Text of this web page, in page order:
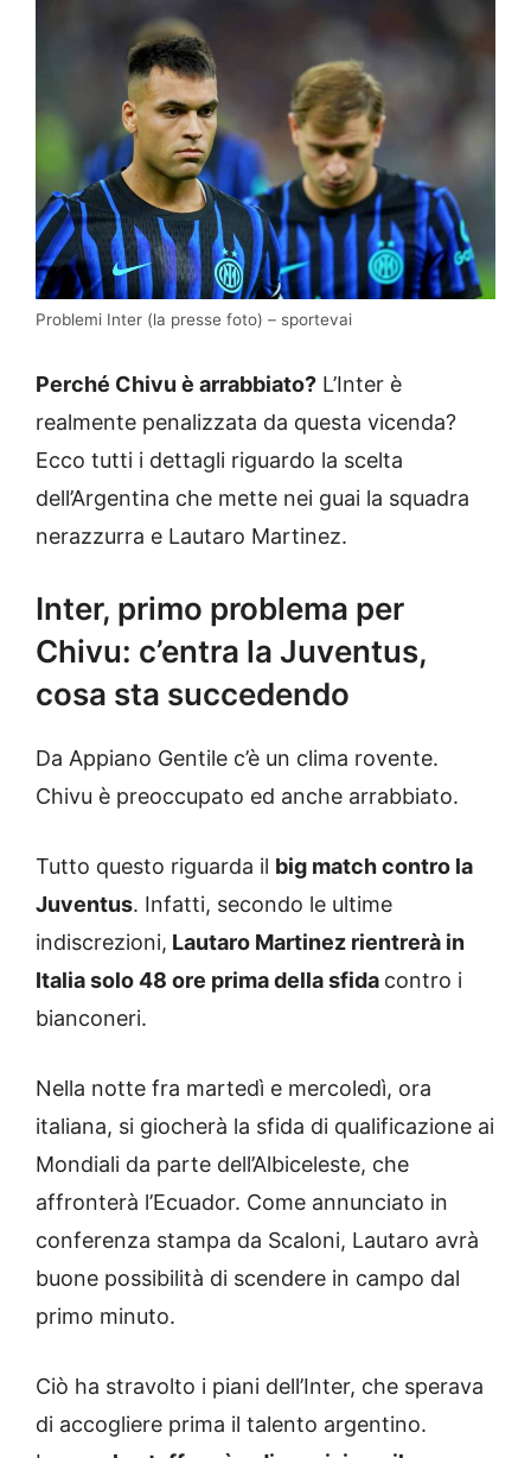
Problemi Inter (la presse foto) – sportevai
Perché Chivu è arrabbiato? L’Inter è
realmente penalizzata da questa vicenda?
Ecco tutti i dettagli riguardo la scelta
dell’Argentina che mette nei guai la squadra
nerazzurra e Lautaro Martinez.
Inter, primo problema per
Chivu: c’entra la Juventus,
cosa sta succedendo
Da Appiano Gentile c’è un clima rovente.
Chivu è preoccupato ed anche arrabbiato.
Tutto questo riguarda il big match contro la
Juventus. Infatti, secondo le ultime
indiscrezioni, Lautaro Martinez rientrerà in
Italia solo 48 ore prima della sfida contro i
bianconeri.
Nella notte fra martedì e mercoledì, ora
italiana, si giocherà la sfida di qualificazione ai
Mondiali da parte dell’Albiceleste, che
affronterà l’Ecuador. Come annunciato in
conferenza stampa da Scaloni, Lautaro avrà
buone possibilità di scendere in campo dal
primo minuto.
Ciò ha stravolto i piani dell’Inter, che sperava
di accogliere prima il talento argentino.